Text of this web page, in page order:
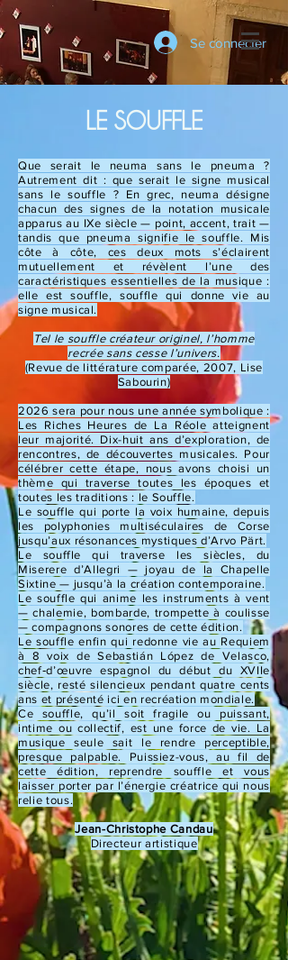
Se connecter
LE SOUFFLE
Que serait le neuma sans le pneuma ?
Autrement dit : que serait le signe musical
sans le souffle ? En grec, neuma désigne
chacun des signes de la notation musicale
apparus au IXe siècle — point, accent, trait —
tandis que pneuma signifie le souffle. Mis
côte à côte, ces deux mots s’éclairent
mutuellement et révèlent l’une des
caractéristiques essentielles de la musique :
elle est souffle, souffle qui donne vie au
signe musical.
Tel le souffle créateur originel, l’homme
recrée sans cesse l’univers.
(Revue de littérature comparée, 2007, Lise
Sabourin)
2026 sera pour nous une année symbolique :
Les Riches Heures de La Réole atteignent
leur majorité. Dix-huit ans d’exploration, de
rencontres, de découvertes musicales. Pour
célébrer cette étape, nous avons choisi un
thème qui traverse toutes les époques et
toutes les traditions : le Souffle.
Le souffle qui porte la voix humaine, depuis
les polyphonies multiséculaires de Corse
jusqu’aux résonances mystiques d’Arvo Pärt.
Le souffle qui traverse les siècles, du
Miserere d’Allegri — joyau de la Chapelle
Sixtine — jusqu’à la création contemporaine.
Le souffle qui anime les instruments à vent
— chalemie, bombarde, trompette à coulisse
— compagnons sonores de cette édition.
Le souffle enfin qui redonne vie au Requiem
à 8 voix de Sebastián López de Velasco,
chef‐d’œuvre espagnol du début du XVIIe
siècle, resté silencieux pendant quatre cents
ans et présenté ici en recréation mondiale.
Ce souffle, qu’il soit fragile ou puissant,
intime ou collectif, est une force de vie. La
musique seule sait le rendre perceptible,
presque palpable. Puissiez-vous, au fil de
cette édition, reprendre souffle et vous
laisser porter par l’énergie créatrice qui nous
relie tous.
Jean-Christophe Candau
Directeur artistique